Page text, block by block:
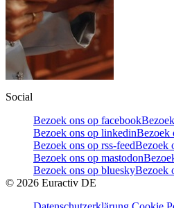
Social
Bezoek ons op facebook
Bezoek ons op linkedinBezoek
Bezoek ons op rss-feedBezoek
Bezoek ons op mastodon
Bezoek ons op blueskyBezoek
© 2026 Euractiv DE